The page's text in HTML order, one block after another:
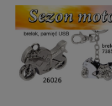
Emeko
Fol-Plast
Fruit Of The Loom
Fruit Of The Loom
Glasmark
Grand
Heri